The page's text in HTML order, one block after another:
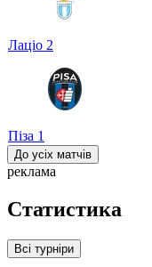
Лаціо 2
Піза 1
До усіх матчів
реклама
Статистика
Всі турніри